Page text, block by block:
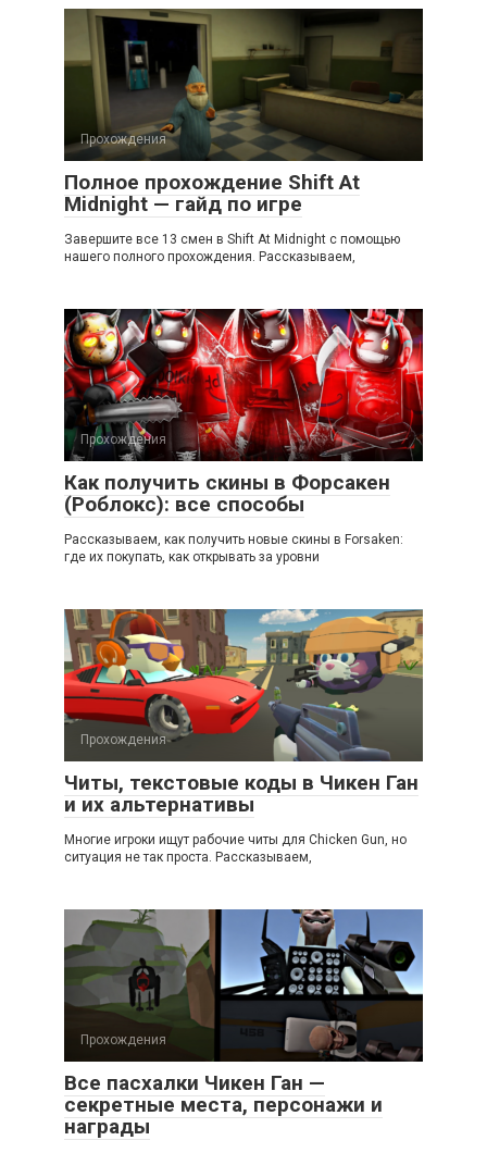
Прохождения
Полное прохождение Shift At
Midnight — гайд по игре
Завершите все 13 смен в Shift At Midnight с помощью
нашего полного прохождения. Рассказываем,
Прохождения
Как получить скины в Форсакен
(Роблокс): все способы
Рассказываем, как получить новые скины в Forsaken:
где их покупать, как открывать за уровни
Прохождения
Читы, текстовые коды в Чикен Ган
и их альтернативы
Многие игроки ищут рабочие читы для Chicken Gun, но
ситуация не так проста. Рассказываем,
Прохождения
Все пасхалки Чикен Ган —
секретные места, персонажи и
награды